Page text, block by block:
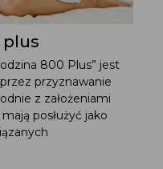
plus
800 Plus” jest
przyznawanie
z założeniami
posłużyć jako